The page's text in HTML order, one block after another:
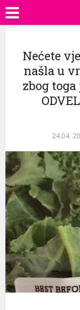
Nećete
našla u
zbog toga
24.04.